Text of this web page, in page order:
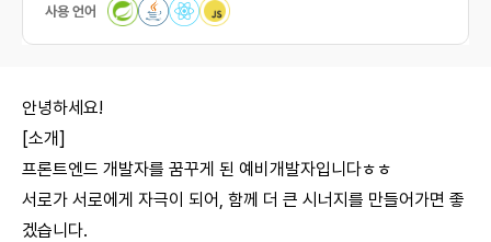
사용 언어
안녕하세요!
[소개]
프론트엔드 개발자를 꿈꾸게 된 예비개발자입니다ㅎㅎ
서로가 서로에게 자극이 되어, 함께 더 큰 시너지를 만들어가면 좋
겠습니다.